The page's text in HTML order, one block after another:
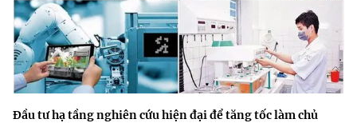
Đầu tư hạ tầng nghiên cứu hiện đại để tăng tốc làm chủ